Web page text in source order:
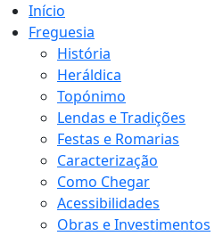
Início
Freguesia
História
Heráldica
Topónimo
Lendas e Tradições
Festas e Romarias
Caracterização
Como Chegar
Acessibilidades
Obras e Investimentos